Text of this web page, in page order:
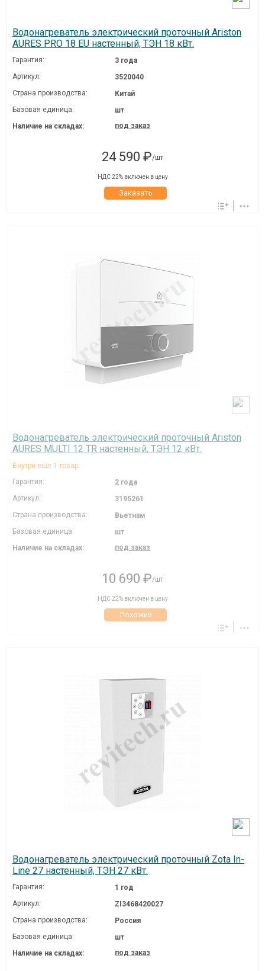
Водонагреватель электрический проточный Ariston
AURES PRO 18 EU настенный, ТЭН 18 кВт.
Гарантия:
3 года
Артикул:
3520040
Страна производства:
Китай
Базовая единица:
шт
Наличие на складах:
под заказ
24 590 ₽/шт
НДС 22% включен в цену
Заказать
Водонагреватель электрический проточный Ariston
AURES MULTI 12 TR настенный, ТЭН 12 кВт.
Внутри еще 1 товар
Гарантия:
2 года
Артикул:
3195261
Страна производства:
Вьетнам
Базовая единица:
шт
Наличие на складах:
под заказ
10 690 ₽/шт
НДС 22% включен в цену
Похожий
Водонагреватель электрический проточный Zota In-
Line 27 настенный, ТЭН 27 кВт.
Гарантия:
1 год
Артикул:
ZI3468420027
Страна производства:
Россия
Базовая единица:
шт
Наличие на складах:
под заказ